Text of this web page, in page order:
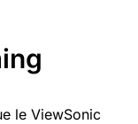
le ViewSonic